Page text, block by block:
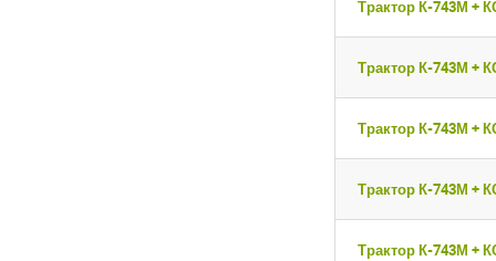
Трактор К-743М +
Трактор К-743М +
Трактор К-743М +
Трактор К-743М +
Трактор К-743М +
ВОЙТИ
ВОЙТИ